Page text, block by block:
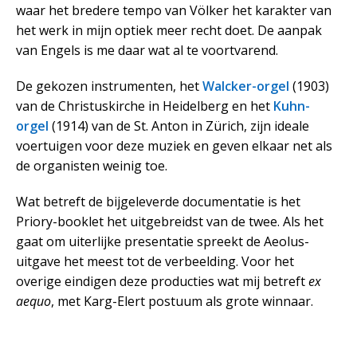
waar het bredere tempo van Völker het karakter van
het werk in mijn optiek meer recht doet. De aanpak
van Engels is me daar wat al te voortvarend.
De gekozen instrumenten, hetWalcker-orgel (1903)
van de Christuskirche in Heidelberg en het Kuhn-
orgel (1914) van de St. Anton in Zürich, zijn ideale
voertuigen voor deze muziek en geven elkaar net als
de organisten weinig toe.
Wat betreft de bijgeleverde documentatie is het
Priory-booklet het uitgebreidst van de twee. Als het
gaat om uiterlijke presentatie spreekt de Aeolus-
uitgave het meest tot de verbeelding. Voor het
overige eindigen deze producties wat mij betreftex
aequo, met Karg-Elert postuum als grote winnaar.